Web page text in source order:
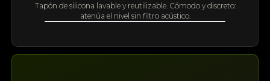
Tapón de silicona lavable y reutilizable. Cómodo y discreto:
atenúa el nivel sin filtro acústico.